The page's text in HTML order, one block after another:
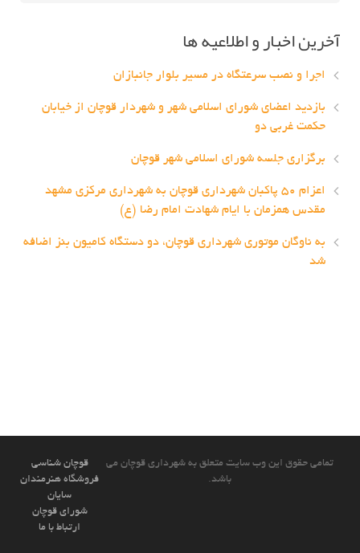
آخرین اخبار و اطلاعیه ها
اجرا و نصب سرعتگاه در مسیر بلوار جانبازان
بازدید اعضای شورای اسلامی شهر و شهردار قوچان از خیابان
حکمت غربی دو
برگزاری جلسه شورای اسلامی شهر قوچان
اعزام ۵۰ پاکبان شهرداری قوچان به شهرداری مرکزی مشهد
مقدس همزمان با ایام شهادت امام رضا (ع)
به ناوگان موتوری شهرداری قوچان، دو دستگاه کامیون بنز اضافه
شد
قوچان شناسی
فروشگاه هنرمندان
سایان
شورای قوچان
ارتباط با ما
تمامی حقوق این وب سایت متعلق به شهرداری قوچان می
باشد.